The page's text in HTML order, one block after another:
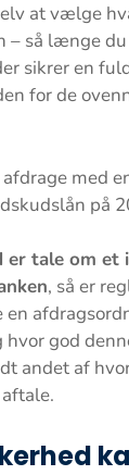
at vælge
– så længe
sikrer en
for de
med
på
er tale om et
, så er
en
hvor god
andet af